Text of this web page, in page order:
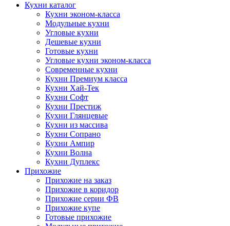
Кухни каталог
Кухни эконом-класса
Модульные кухни
Угловые кухни
Дешевые кухни
Готовые кухни
Угловые кухни эконом-класса
Современные кухни
Кухни Премиум класса
Кухни Хай-Тек
Кухни Софт
Кухни Престиж
Кухни Глянцевые
Кухни из массива
Кухни Сопрано
Кухни Ампир
Кухни Волна
Кухни Дуплекс
Прихожие
Прихожие на заказ
Прихожие в коридор
Прихожие серии ФВ
Прихожие купе
Готовые прихожие